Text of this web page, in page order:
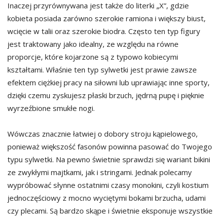
Inaczej przyrównywana jest także do literki „X”, gdzie
kobieta posiada zarówno szerokie ramiona i większy biust,
wcięcie w talii oraz szerokie biodra. Często ten typ figury
jest traktowany jako idealny, ze względu na równe
proporcje, które kojarzone są z typowo kobiecymi
kształtami. Właśnie ten typ sylwetki jest prawie zawsze
efektem ciężkiej pracy na siłowni lub uprawiając inne sporty,
dzięki czemu zyskujesz płaski brzuch, jędrną pupę i pięknie
wyrzeźbione smukłe nogi.
Wówczas znacznie łatwiej o dobory stroju kąpielowego,
ponieważ większość fasonów powinna pasować do Twojego
typu sylwetki. Na pewno świetnie sprawdzi się wariant bikini
ze zwykłymi majtkami, jak i stringami. Jednak polecamy
wypróbować słynne ostatnimi czasy monokini, czyli kostium
jednoczęściowy z mocno wyciętymi bokami brzucha, udami
czy plecami. Są bardzo skąpe i świetnie eksponuje wszystkie